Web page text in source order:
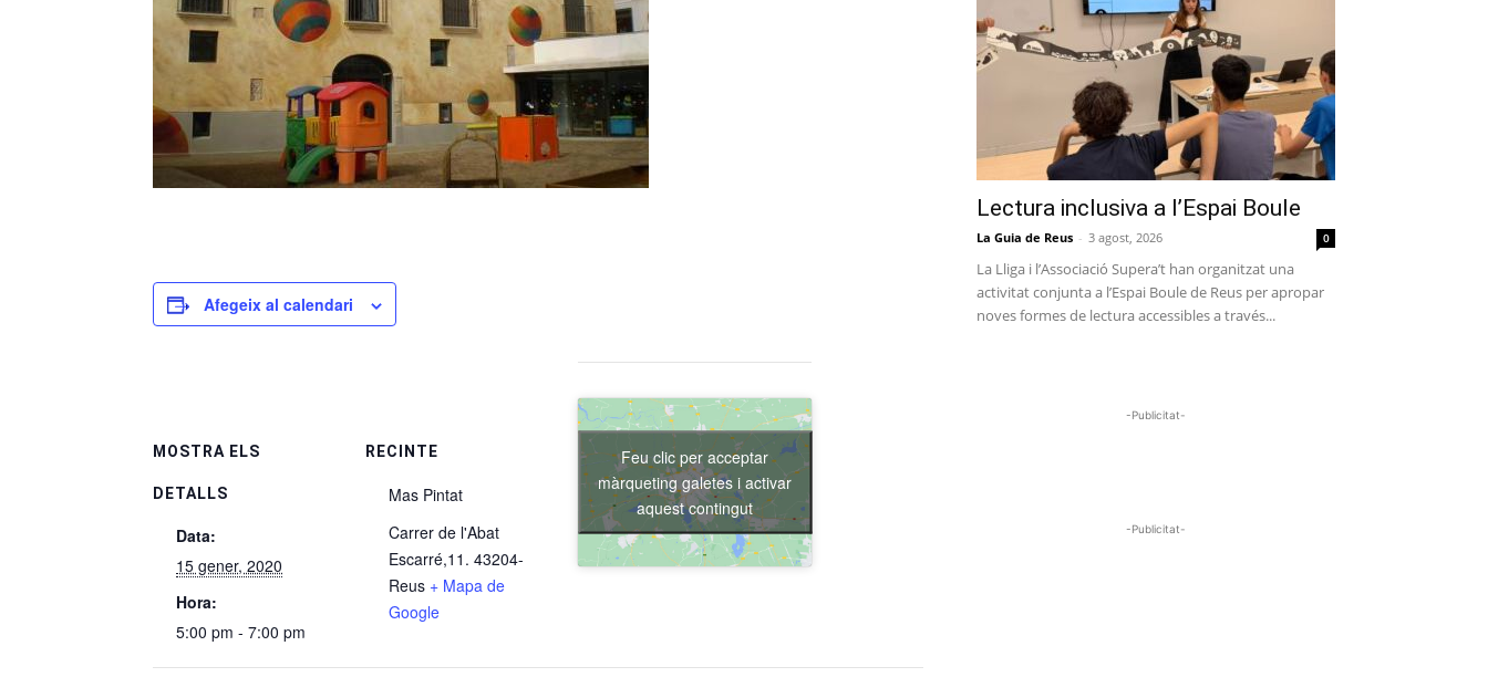
Afegeix al calendari
MOSTRA ELS
DETALLS
Data:
15 gener, 2020
Hora:
5:00 pm - 7:00 pm
RECINTE
Mas Pintat
Carrer de l'Abat
Escarré,11. 43204-
Reus + Mapa de
Google
Feu clic per acceptar
màrqueting galetes i activar
aquest contingut
Lectura inclusiva a l’Espai Boule
La Guia de Reus - 3 agost, 2026 0
La Lliga i l’Associació Supera’t han organitzat una
activitat conjunta a l’Espai Boule de Reus per apropar
noves formes de lectura accessibles a través...
-Publicitat-
-Publicitat-